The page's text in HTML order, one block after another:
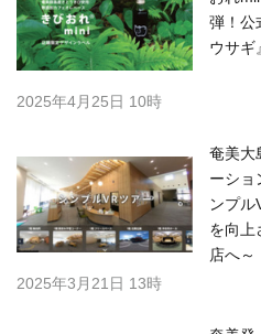
弾！公
ウサギ
2025年4月25日 10時
奄美大
ーショ
ンプル
を向上
店へ～
2025年3月21日 13時